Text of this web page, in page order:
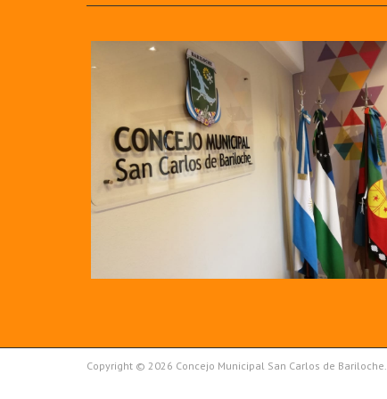
Copyright © 2026 Concejo Municipal San Carlos de Bariloche.